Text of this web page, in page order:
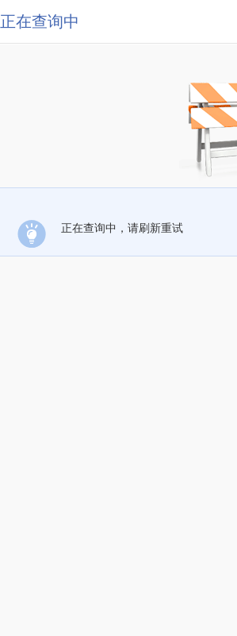
正在查询中
正在查询中，请刷新重试